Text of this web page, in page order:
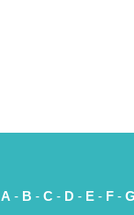
A - B - C - D - E - F - G